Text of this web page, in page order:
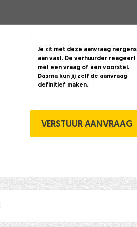
Je zit met deze aanvraag nergens
aan vast. De verhuurder reageert
met een vraag of een voorstel.
Daarna kun jij zelf de aanvraag
definitief maken.